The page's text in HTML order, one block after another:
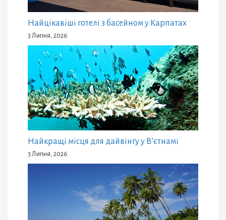
Найцікавіші готелі з басейном у Карпатах
3 Липня, 2026
Найкращі місця для дайвінгу у В’єтнамі
3 Липня, 2026